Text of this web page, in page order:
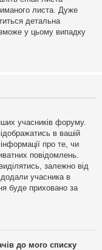
листа. Дуже
детальна
у цьому випадку
учасників форуму.
в вашій
про те, чи
повідомлень.
залежно від
учасника в
буде приховано за
до мого списку